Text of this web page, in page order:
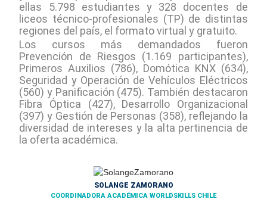
ellas 5.798 estudiantes y 328 docentes de
liceos técnico-profesionales (TP) de distintas
regiones del país, el formato virtual y gratuito.
Los cursos más demandados fueron
Prevención de Riesgos (1.169 participantes),
Primeros Auxilios (786), Domótica KNX (634),
Seguridad y Operación de Vehículos Eléctricos
(560) y Panificación (475). También destacaron
Fibra Óptica (427), Desarrollo Organizacional
(397) y Gestión de Personas (358), reflejando la
diversidad de intereses y la alta pertinencia de
la oferta académica.
SOLANGE ZAMORANO
COORDINADORA ACADÉMICA WORLDSKILLS CHILE